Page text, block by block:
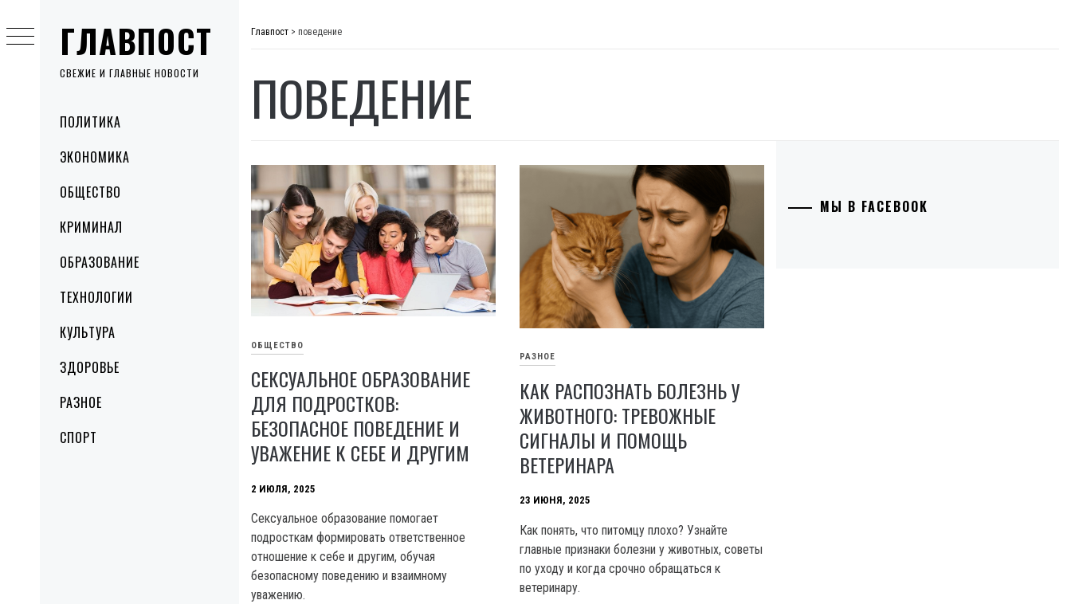
ГЛАВПОСТ
СВЕЖИЕ И ГЛАВНЫЕ НОВОСТИ
MenuПОЛИТИКА
ЭКОНОМИКА
ОБЩЕСТВО
КРИМИНАЛ
ОБРАЗОВАНИЕ
ТЕХНОЛОГИИ
КУЛЬТУРА
ЗДОРОВЬЕ
РАЗНОЕ
СПОРТ
to
content
Главпост > поведение
ПОВЕДЕНИЕ
ОБЩЕСТВО
СЕКСУАЛЬНОЕ ОБРАЗОВАНИЕ
ДЛЯ ПОДРОСТКОВ:
БЕЗОПАСНОЕ ПОВЕДЕНИЕ И
УВАЖЕНИЕ К СЕБЕ И ДРУГИМ
2 ИЮЛЯ, 2025
Сексуальное образование помогает
подросткам формировать ответственное
отношение к себе и другим, обучая
безопасному поведению и взаимному
уважению.
РАЗНОЕ
КАК РАСПОЗНАТЬ БОЛЕЗНЬ У
ЖИВОТНОГО: ТРЕВОЖНЫЕ
СИГНАЛЫ И ПОМОЩЬ
ВЕТЕРИНАРА
23 ИЮНЯ, 2025
Как понять, что питомцу плохо? Узнайте
главные признаки болезни у животных, советы
по уходу и когда срочно обращаться к
ветеринару.
МЫ В FACEBOOK